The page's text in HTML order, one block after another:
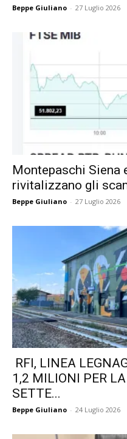
Beppe Giuliano - 27 Luglio 2026
Montepaschi Siena
rivitalizzano gli
Beppe Giuliano - 27 Luglio 2026
RFI, LINEA
1,2 MILIONI PER
SETTE...
Beppe Giuliano - 24 Luglio 2026